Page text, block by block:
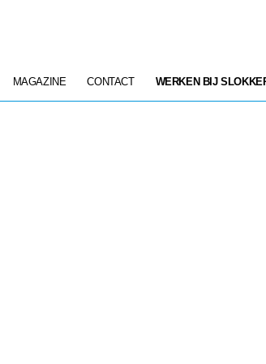
MAGAZINE CONTACT WERKEN BIJ